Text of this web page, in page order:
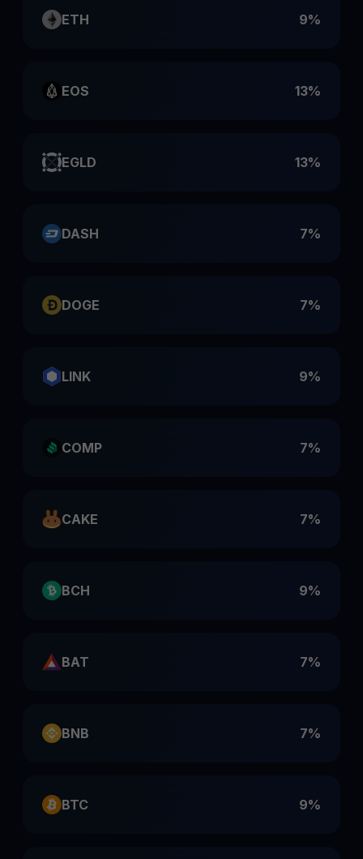
ETH 9%
EOS 13%
EGLD 13%
DASH 7%
DOGE 7%
LINK 9%
COMP 7%
CAKE 7%
BCH 9%
BAT 7%
BNB 7%
BTC 9%